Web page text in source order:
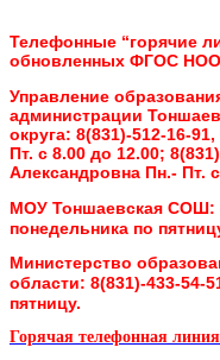
Телефонные “горячие
обновленных ФГОС
Управление
администрации
округа: 8(831)-512-16-
Пт. с 8.00 до 12.00;
Александровна Пн.- Пт.
МОУ Тоншаевская СОШ:
понедельника по
Министерство
области: 8(831)-433-54-
пятницу.
Горячая телефонная